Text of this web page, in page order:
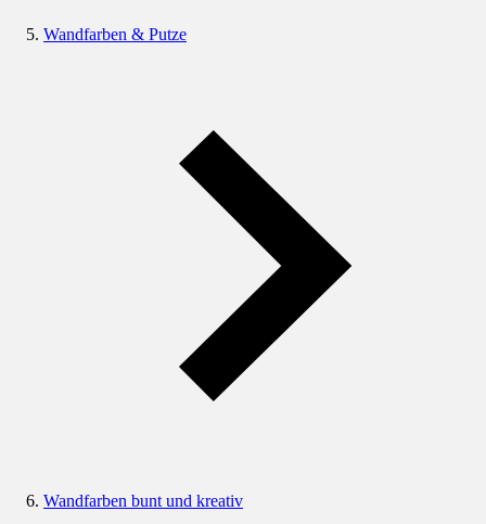
Wandfarben & Putze
Wandfarben bunt und kreativ